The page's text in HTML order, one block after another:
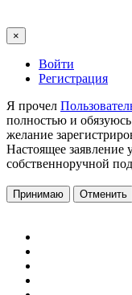
×
Войти
Регистрация
Я прочел
полностью и
желание
Настоящее заявление
собственноручной
Принимаю Отменить